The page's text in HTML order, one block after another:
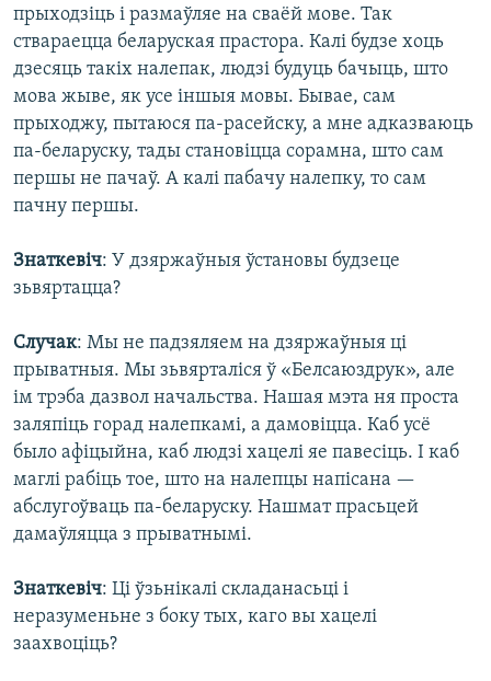
прыходзіць і размаўляе на сваёй мове. Так
ствараецца беларуская прастора. Калі будзе хоць
дзесяць такіх налепак, людзі будуць бачыць, што
мова жыве, як усе іншыя мовы. Бывае, сам
прыходжу, пытаюся па-расейску, а мне адказваюць
па-беларуску, тады становіцца сорамна, што сам
першы не пачаў. А калі пабачу налепку, то сам
пачну першы.
Знаткевіч: У дзяржаўныя ўстановы будзеце
зьвяртацца?
Случак: Мы не падзяляем на дзяржаўныя ці
прыватныя. Мы зьвярталіся ў «Белсаюздрук», але
ім трэба дазвол начальства. Нашая мэта ня проста
заляпіць горад налепкамі, а дамовіцца. Каб усё
было афіцыйна, каб людзі хацелі яе павесіць. І каб
маглі рабіць тое, што на налепцы напісана —
абслугоўваць па-беларуску. Нашмат прасьцей
дамаўляцца з прыватнымі.
Знаткевіч: Ці ўзьнікалі складанасьці і
неразуменьне з боку тых, каго вы хацелі
заахвоціць?